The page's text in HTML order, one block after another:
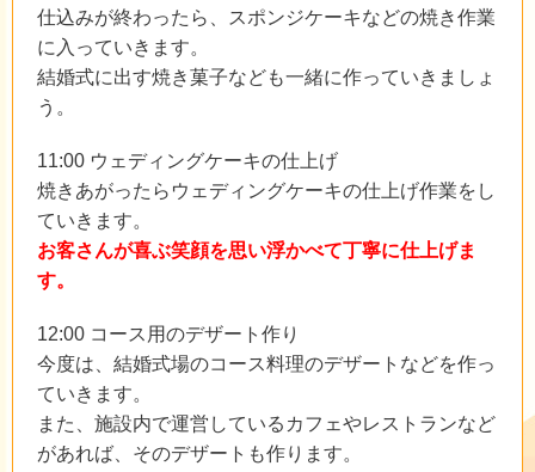
仕込みが終わったら、スポンジケーキなどの焼き作業
に入っていきます。
結婚式に出す焼き菓子なども一緒に作っていきましょ
う。
11:00 ウェディングケーキの仕上げ
焼きあがったらウェディングケーキの仕上げ作業をし
ていきます。
お客さんが喜ぶ笑顔を思い浮かべて丁寧に仕上げま
す。
12:00 コース用のデザート作り
今度は、結婚式場のコース料理のデザートなどを作っ
ていきます。
また、施設内で運営しているカフェやレストランなど
があれば、そのデザートも作ります。